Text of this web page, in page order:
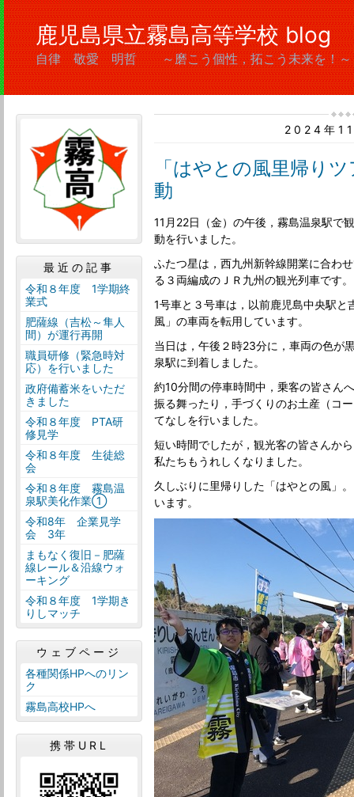
鹿児島県立霧島高等学校 blog
自律 敬愛 明哲 ～磨こう個性，拓こう未来を
2024年
「はやとの風里帰り
動
11月22日（金）の午後，霧島温泉駅で
動を行いました。
ふたつ星は，西九州新幹線開業に合わ
る３両編成のＪＲ九州の観光列車です。
1号車と３号車は，以前鹿児島中央駅
風」の車両を転用しています。
当日は，午後２時23分に，車両の色が
泉駅に到着しました。
約10分間の停車時間中，乗客の皆さん
振る舞ったり，手づくりのお土産（コ
てなしを行いました。
短い時間でしたが，観光客の皆さんか
私たちもうれしくなりました。
久しぶりに里帰りした「はやとの風」
います。
最近の記事
令和８年度 1学期終
業式
肥薩線（吉松～隼人
間）が運行再開
職員研修（緊急時対
応）を行いました
政府備蓄米をいただ
きました
令和８年度 PTA研
修見学
令和８年度 生徒総
会
令和８年度 霧島温
泉駅美化作業①
令和8年 企業見学
会 3年
まもなく復旧－肥薩
線レール＆沿線ウォ
ーキング
令和８年度 1学期き
りしマッチ
ウェブページ
各種関係HPへのリン
ク
霧島高校HPへ
携帯URL